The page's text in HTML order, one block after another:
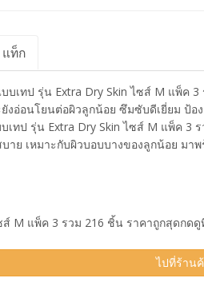
แท็ก
บเทป รุ่น Extra Dry Skin ไซส์ M แพ็
งอ่อนโยนต่อผิวลูกน้อย ซึมซับดีเยี่ยม ป้
ทป รุ่น Extra Dry Skin ไซส์ M แพ็ค
าย เหมาะกับผิวบอบบางของลูกน้อย ม
ส์ M แพ็ค 3 รวม 216 ชิ้น ราคาถูกสุดกด
ไปที่ร้าน